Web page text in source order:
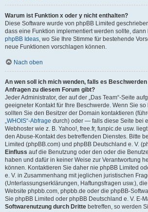
Warum ist Funktion x oder y nicht enthalten?
Diese Software wurde von phpBB Limited
dass eine Funktion implementiert werden sollte, dann
phpBB Ideas, wo Sie Ihre Stimme für bestehende
neue Funktionen vorschlagen können.
Nach oben
An wen soll ich mich wenden, falls es
Anfragen zu diesem Forum gibt?
Jeder Administrator, der auf der „Das Team“-Seite
geeigneter Kontakt für Ihre Beschwerde. Wenn Sie
sollten Sie den Besitzer der Domain kontaktieren
„WHOIS“-Abfrage durch) oder — falls diese Seite bei
Webhoster wie z. B. Yahoo!, free.fr, funpic.de usw.
den Abuse-Kontakt des betreffenden Dienstes. Bitte
Limited (phpBB.com) und phpBB Deutschland e. V.
Einfluss auf die Benutzung oder den oder die
haben und dafür in keiner Weise zur Verantwortung
können. Kontaktieren Sie daher nie phpBB Limited
e. V. in Zusammenhang mit jeglichen juristischen
(Unterlassungserklärungen, Haftungsfragen usw.), die
Website phpbb.com, phpbb.de oder die phpBB-
Sie phpBB Limited oder phpBB Deutschland e. V. E-
Softwarenutzung durch Dritte betreffen, so werden